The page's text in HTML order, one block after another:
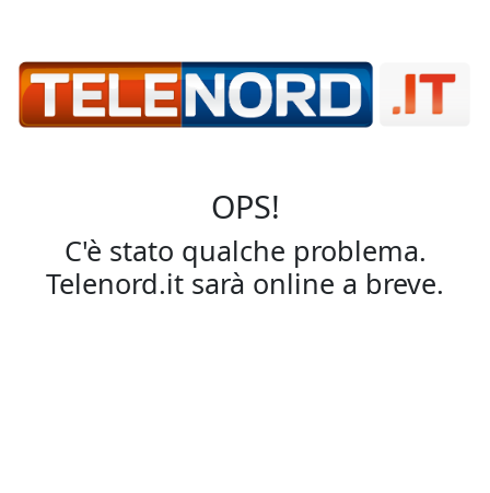
OPS!
C'è stato qualche problema.
Telenord.it sarà online a breve.